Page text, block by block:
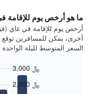
ما هو أرخص يوم
أخرى، يمكن للمسافرين
السعر المتوسط لليلة الواحدة 2,851 ﷼.
2,000 ﷼
3,000 ﷼